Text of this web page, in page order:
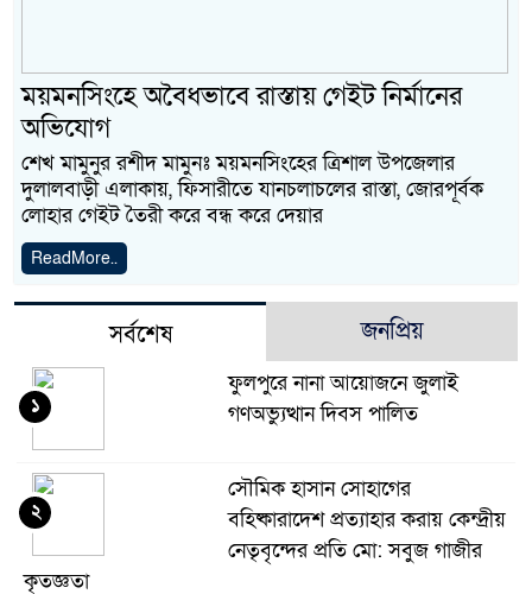
ময়মনসিংহে অবৈধভাবে রাস্তায় গেইট নির্মানের
অভিযোগ
শেখ মামুনুর রশীদ মামুনঃ ময়মনসিংহের ত্রিশাল উপজেলার
দুলালবাড়ী এলাকায়, ফিসারীতে যানচলাচলের রাস্তা, জোরপূর্বক
লোহার গেইট তৈরী করে বন্ধ করে দেয়ার
ReadMore..
সর্বশেষ জনপ্রিয়
ফুলপুরে নানা আয়োজনে জুলাই
গণঅভ্যুত্থান দিবস পালিত
১
সৌমিক হাসান সোহাগের
বহিষ্কারাদেশ প্রত্যাহার করায় কেন্দ্রীয়
নেতৃবৃন্দের প্রতি মো: সবুজ গাজীর
কৃতজ্ঞতা
২